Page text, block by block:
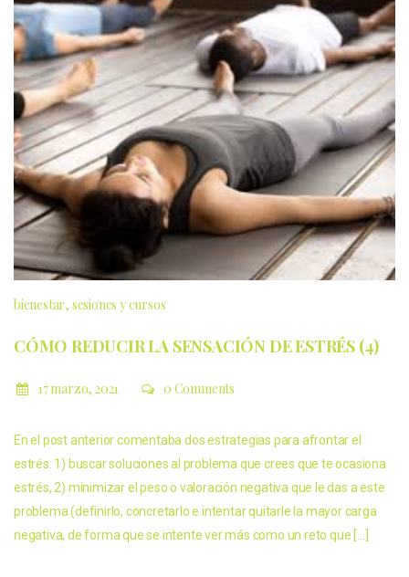
bienestar sesiones y cursos
CÓMO REDUCIR LA SENSACIÓN DE ESTRÉS (4)
17 marzo, 2021 0 Comments
En el post anterior comentaba dos estrategias para afrontar el
estrés: 1) buscar soluciones al problema que crees que te ocasiona
estrés, 2) minimizar el peso o valoración negativa que le das a este
problema (definirlo, concretarlo e intentar quitarle la mayor carga
negativa, de forma que se intente ver más como un reto que […]